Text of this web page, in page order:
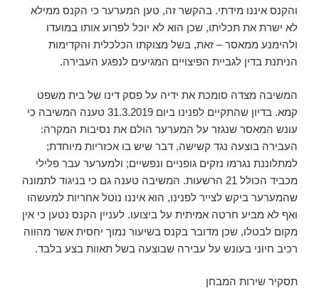
והקנס איננו מידתי. בהקשר זה, טען המערער כי הקנס ממילא
לא ישרת את תכליתו, שכן הוא לא יוכל לפרוע אותו במועדו
ולהימנע ממאסר – זאת, בשל מצוקתו הכלכלית והקדימות
הניתנת בדין לגביית הפיצויים המגיעים לנפגע העבירה.
המשיבה מצדה סומכת את ידיה על פסק דינו של בית משפט
קמא. בדיון שהתקיים לפנינו ביום 31.3.2019 טענה המשיבה כי
עונש המאסר שנגזר על המערער הולם את נסיבות המקרה:
העבירה בוצעה נגד קשישה, דבר שיש בו אכזריות מיוחדת;
למתלוננת נגרמו נזקים גופניים ונפשיים; ולמערער עבר פלילי
מכביד הכולל 21 הרשעות. המשיבה טענה גם כי בניגוד לתמונה
שהמערער ביקש לצייר לפנינו, הוא איננו נוטל אחריות למעשהו
ואף לא מביע חרטה אמיתית על ביצועו. לעניין הקנס נטען כי אין
מקום לבטלו, שכן מדובר בקנס בשיעור נמוך יחסית אשר מהווה
רכיב חיוני בעונש על עבירה שבוצעה בשל תאוות בצע בלבד.
תסקיר שירות המבחן